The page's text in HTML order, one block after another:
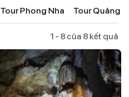
Tour Phong Nha Tour Quảng
1 - 8 của 8 kết quả